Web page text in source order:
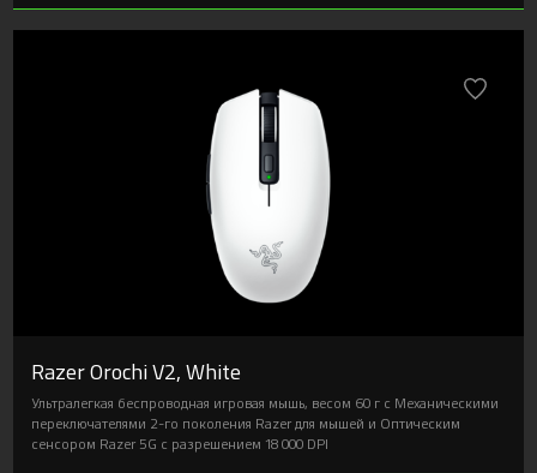
Razer Orochi V2, White
Ультралегкая беспроводная игровая мышь, весом 60 г с Механическими
переключателями 2-го поколения Razer для мышей и Оптическим
сенсором Razer 5G с разрешением 18 000 DPI